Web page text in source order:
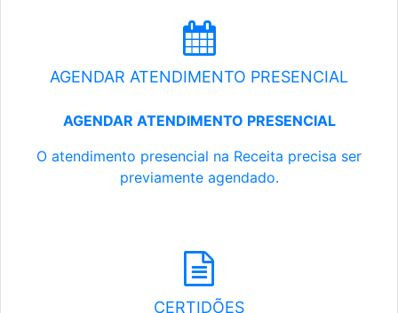
AGENDAR ATENDIMENTO PRESENCIAL
AGENDAR ATENDIMENTO PRESENCIAL
O atendimento presencial na Receita precisa ser
previamente agendado.
CERTIDÕES